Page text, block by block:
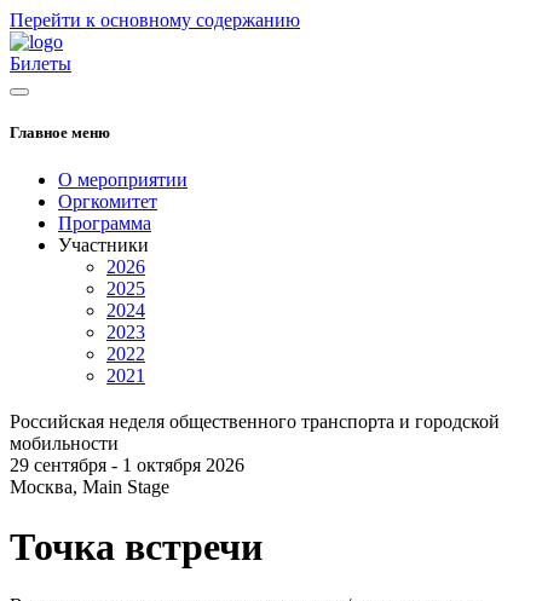
Перейти к основному содержанию
Билеты
Главное меню
О мероприятии
Оргкомитет
Программа
Участники
2026
2025
2024
2023
2022
2021
Российская неделя общественного транспорта и городской
мобильности
29 сентября - 1 октября 2026
Москва, Main Stage
Точка встречи